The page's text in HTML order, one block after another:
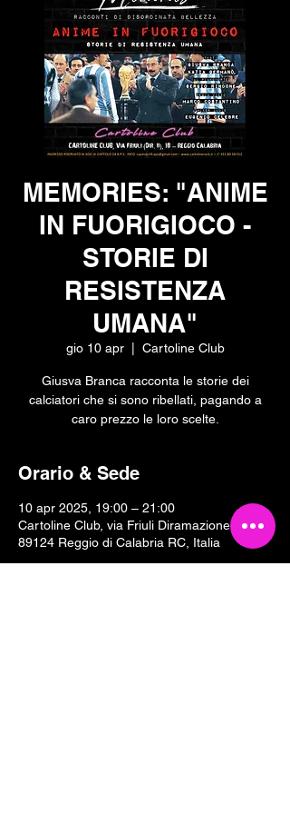
MEMORIES: "ANIME
IN FUORIGIOCO -
STORIE DI
RESISTENZA
UMANA"
gio 10 apr
  |
Cartoline Club
Giusva Branca racconta le storie dei
calciatori che si sono ribellati, pagando a
caro prezzo le loro scelte.
Orario & Sede
10 apr 2025, 19:00 – 21:00
Cartoline Club, via Friuli Diramazione II, 18,
89124 Reggio di Calabria RC, Italia